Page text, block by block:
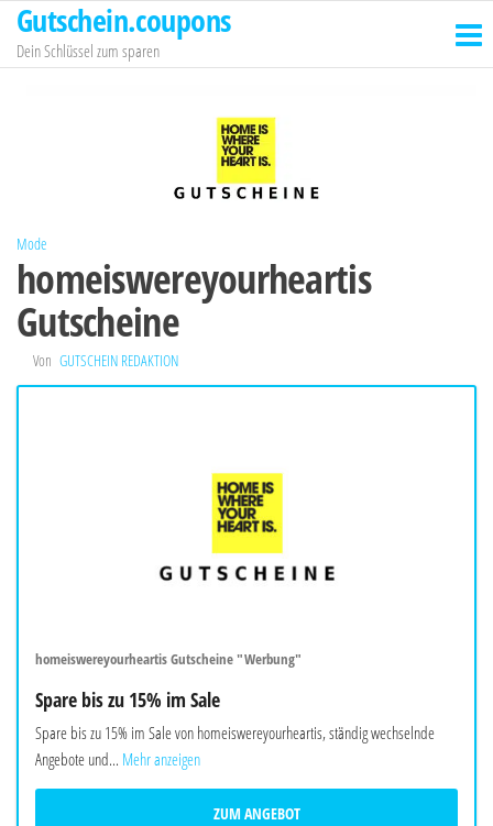
Zum
Inhalt
springen
Gutschein.coupons
Dein Schlüssel zum sparen
Mode
homeiswereyourheartis
Gutscheine
Von GUTSCHEIN REDAKTION
homeiswereyourheartis Gutscheine "Werbung"
Spare bis zu 15% im Sale
Spare bis zu 15% im Sale von homeiswereyourheartis, ständig wechselnde
Angebote und... Mehr anzeigen
ZUM ANGEBOT